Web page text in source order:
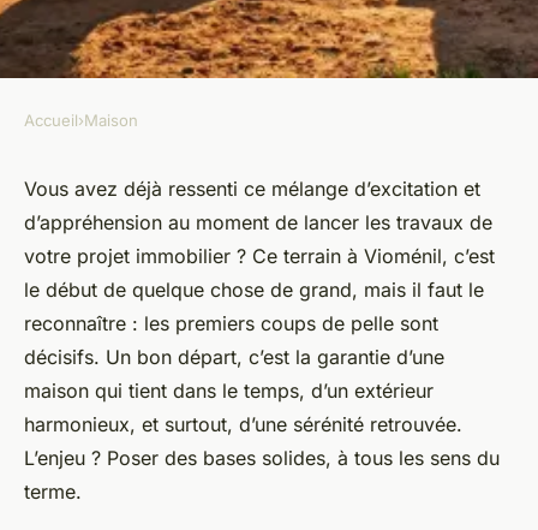
Les avantages d'engager un
pro du terrassement à
Vioménil
Aubine•26/03/2026 16:19•9 min de lecture
Accueil›Maison
Vous avez déjà ressenti ce mélange d’excitation et
d’appréhension au moment de lancer les travaux de
votre projet immobilier ? Ce terrain à Vioménil, c’est
le début de quelque chose de grand, mais il faut le
reconnaître : les premiers coups de pelle sont
décisifs. Un bon départ, c’est la garantie d’une
maison qui tient dans le temps, d’un extérieur
harmonieux, et surtout, d’une sérénité retrouvée.
L’enjeu ? Poser des bases solides, à tous les sens du
terme.